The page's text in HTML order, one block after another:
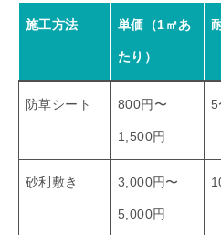
施工方法 単価（1㎡あ
たり）
防草シート 800円〜
1,500円
5
砂利敷き 3,000円〜
5,000円